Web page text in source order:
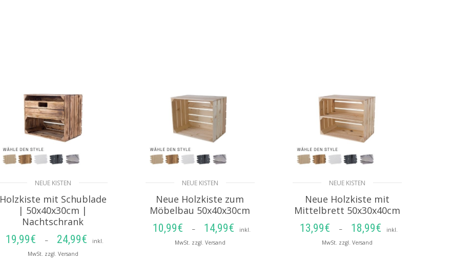
NEUE KISTEN
Holzkiste mit Schublade
| 50x40x30cm |
Nachtschrank
19,99€ – 24,99€
Preisspanne:
inkl.
MwSt. zzgl. Versand
NEUE KISTEN
Neue Holzkiste zum
Möbelbau 50x40x30cm
10,99€ – 14,99€
Preisspanne:
inkl.
MwSt. zzgl. Versand
NEUE KISTEN
Neue Holzkiste mit
Mittelbrett 50x30x40cm
13,99€ – 18,99€
Preisspanne:
inkl.
MwSt. zzgl. Versand